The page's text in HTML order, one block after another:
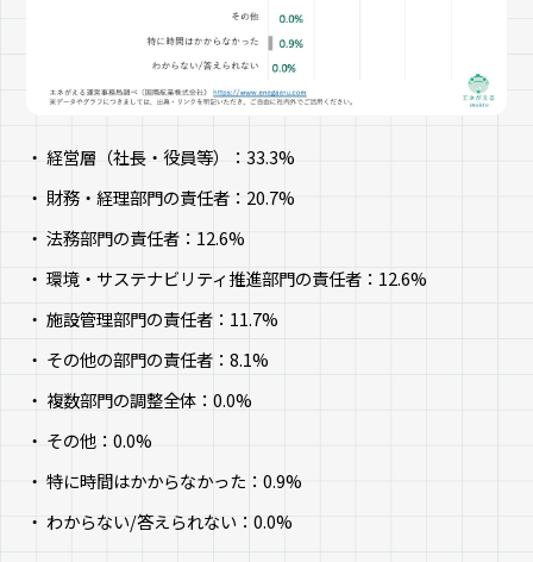
経営層（社長・役員等）：33.3%
財務・経理部門の責任者：20.7%
法務部門の責任者：12.6%
環境・サステナビリティ推進部門の責任者：12.6%
施設管理部門の責任者：11.7%
その他の部門の責任者：8.1%
複数部門の調整全体：0.0%
その他：0.0%
特に時間はかからなかった：0.9%
わからない/答えられない：0.0%